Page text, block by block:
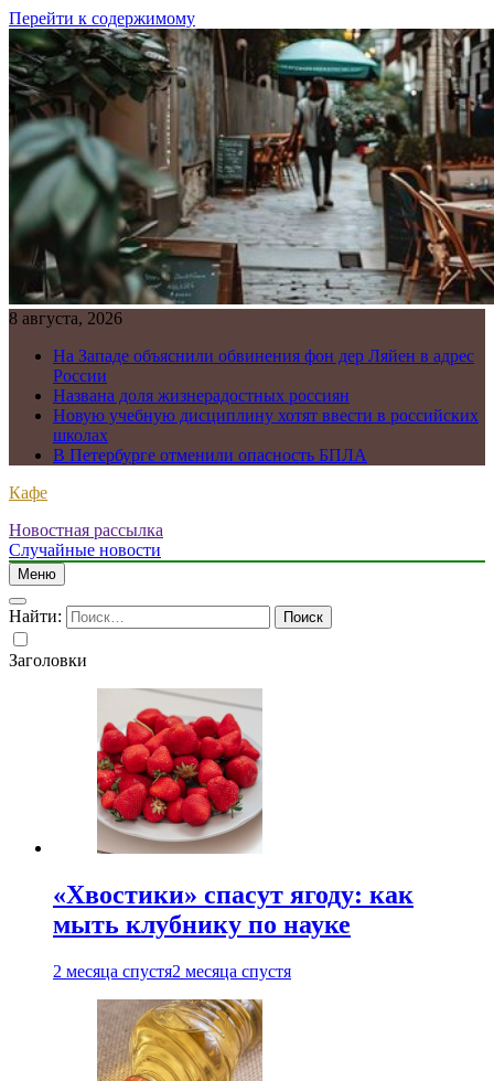
Перейти к содержимому
8 августа, 2026
На Западе объяснили обвинения фон дер Ляйен в адрес
России
Названа доля жизнерадостных россиян
Новую учебную дисциплину хотят ввести в российских
школах
В Петербурге отменили опасность БПЛА
Кафе
Новостная рассылка
Случайные новости
Меню
Найти:
Заголовки
«Хвостики» спасут ягоду: как
мыть клубнику по науке
2 месяца спустя2 месяца спустя